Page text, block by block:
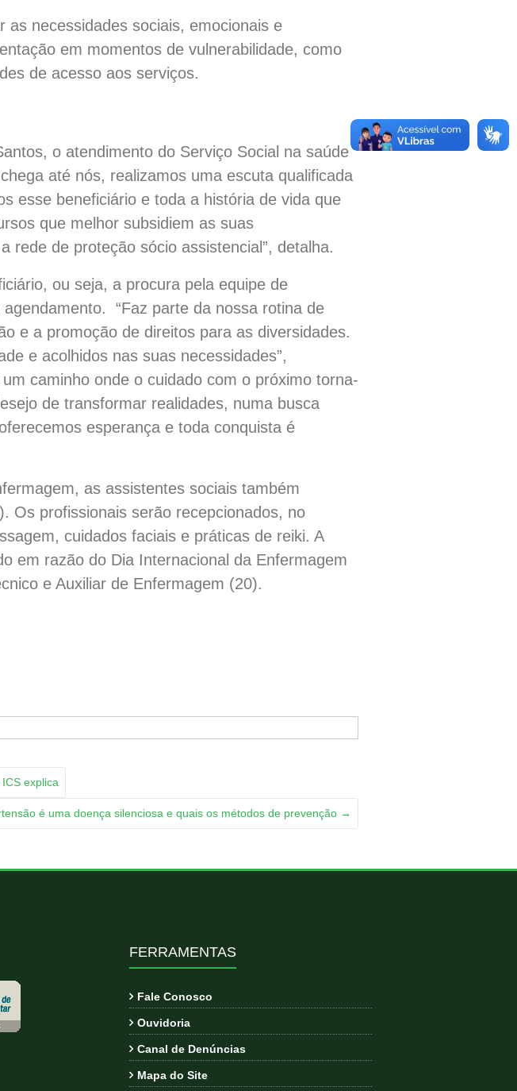
as necessidades sociais, emocionais e
em momentos de vulnerabilidade, como
de acesso aos serviços.
o atendimento do Serviço Social na saúde
até nós, realizamos uma escuta qualificada
esse beneficiário e toda a história de vida que
que melhor subsidiem as suas
rede de proteção sócio assistencial”, detalha.
ou seja, a procura pela equipe de
“Faz parte da nossa rotina de
e a promoção de direitos para as diversidades.
e acolhidos nas suas necessidades”,
caminho onde o cuidado com o próximo torna-
de transformar realidades, numa busca
esperança e toda conquista é
as assistentes sociais também
Os profissionais serão recepcionados, no
cuidados faciais e práticas de reiki. A
em razão do Dia Internacional da Enfermagem
e Auxiliar de Enfermagem (20).
explica
é uma doença silenciosa e quais os métodos de prevenção →
FERRAMENTAS
Fale Conosco
Ouvidoria
Canal de Denúncias
Mapa do Site